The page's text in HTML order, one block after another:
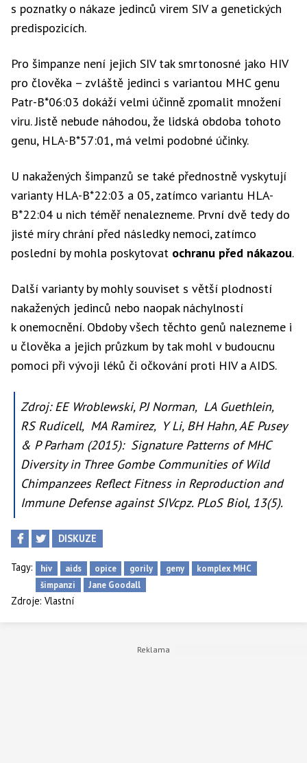
s poznatky o nákaze jedinců virem SIV a genetických
predispozicích.
Pro šimpanze není jejich SIV tak smrtonosné jako HIV
pro člověka – zvláště jedinci s variantou MHC genu
Patr-B*06:03 dokáží velmi účinně zpomalit množení
viru. Jistě nebude náhodou, že lidská obdoba tohoto
genu, HLA-B*57:01, má velmi podobné účinky.
U nakažených šimpanzů se také přednostně vyskytují
varianty HLA-B*22:03 a 05, zatímco variantu HLA-
B*22:04 u nich téměř nenalezneme. První dvě tedy do
jisté míry chrání před následky nemoci, zatímco
poslední by mohla poskytovat ochranu před nákazou.
Další varianty by mohly souviset s větší plodností
nakažených jedinců nebo naopak náchylností
k onemocnění. Obdoby všech těchto genů nalezneme i
u člověka a jejich průzkum by tak mohl v budoucnu
pomoci při vývoji léků či očkování proti HIV a AIDS.
Zdroj: EE Wroblewski, PJ Norman, LA Guethlein,
RS Rudicell, MA Ramirez, Y Li, BH Hahn, AE Pusey
& P Parham (2015): Signature Patterns of MHC
Diversity in Three Gombe Communities of Wild
Chimpanzees Reflect Fitness in Reproduction and
Immune Defense against SIVcpz. PLoS Biol, 13(5).
DISKUZE
Tagy: hiv aids opice gorily geny
komplex MHC
šimpanzi
Jane Goodall
Zdroje: Vlastní